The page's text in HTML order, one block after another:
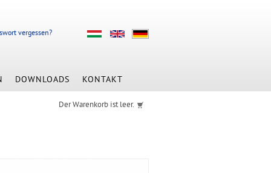
vergessen?
DOWNLOADS KONTAKT
Der Warenkorb ist leer.